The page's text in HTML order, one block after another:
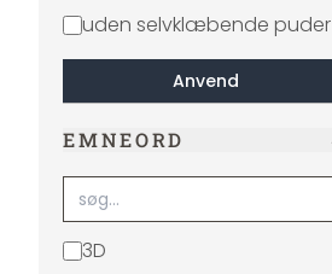
uden selvklæbende puder
Anvend
EMNEORD
3D